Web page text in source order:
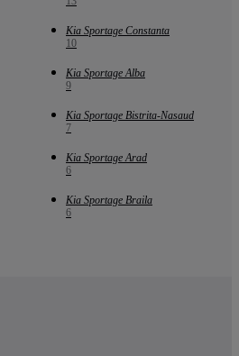
Kia Sportage Constanta
10
Kia Sportage Alba
9
Kia Sportage Bistrita-Nasaud
7
Kia Sportage Arad
6
Kia Sportage Braila
6